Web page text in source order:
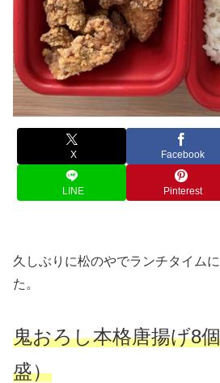
X Facebook
LINE Pinterest
久しぶりに松のやでランチタイム
た。
鬼おろし本格唐揚げ8
盛）